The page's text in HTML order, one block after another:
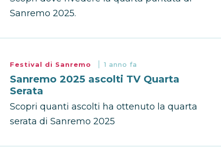
Sanremo 2025.
Festival di Sanremo 1 anno fa
Sanremo 2025 ascolti TV Quarta
Serata
Scopri quanti ascolti ha ottenuto la quarta
serata di Sanremo 2025